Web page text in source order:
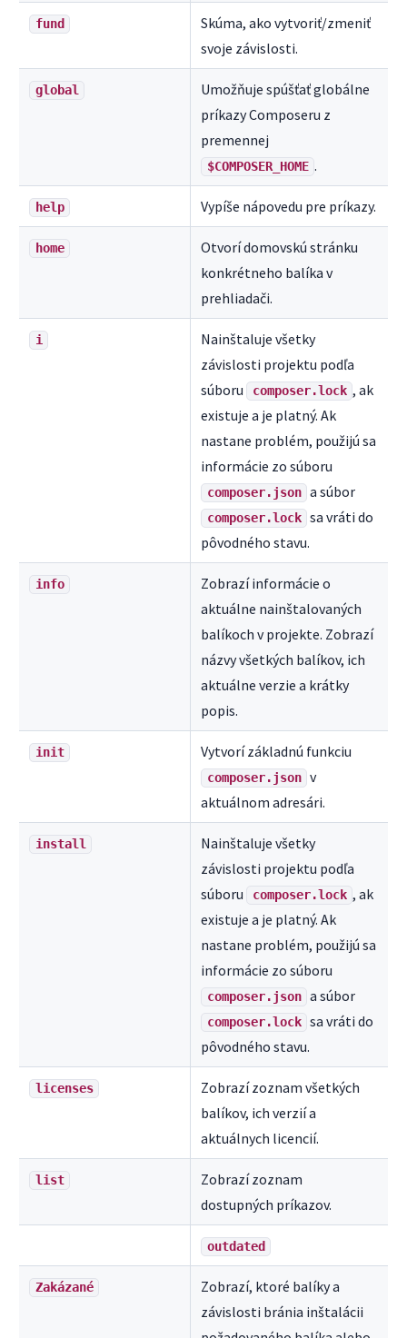
fund
Skúma, ako vytvoriť/zmeniť
svoje závislosti.
global
Umožňuje spúšťať globálne
príkazy Composeru z
premennej
$COMPOSER_HOME .
help Vypíše nápovedu pre príkazy.
home
Otvorí domovskú stránku
konkrétneho balíka v
prehliadači.
i
Nainštaluje všetky
závislosti projektu podľa
súboru
composer.lock , ak
existuje a je platný. Ak
nastane problém, použijú sa
informácie zo súboru
composer.json a súbor
composer.lock sa vráti do
pôvodného stavu.
info
Zobrazí informácie o
aktuálne nainštalovaných
balíkoch v projekte. Zobrazí
názvy všetkých balíkov, ich
aktuálne verzie a krátky
popis.
init Vytvorí základnú funkciu
composer.json v
aktuálnom adresári.
install
Nainštaluje všetky
závislosti projektu podľa
súboru
composer.lock , ak
existuje a je platný. Ak
nastane problém, použijú sa
informácie zo súboru
composer.json a súbor
composer.lock sa vráti do
pôvodného stavu.
licenses
Zobrazí zoznam všetkých
balíkov, ich verzií a
aktuálnych licencií.
list
Zobrazí zoznam
dostupných príkazov.
outdated
Zakázané
Zobrazí, ktoré balíky a
závislosti bránia inštalácii